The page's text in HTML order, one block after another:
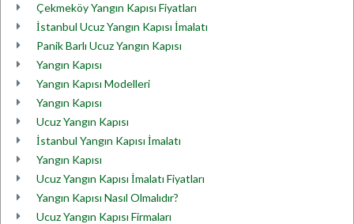
Çekmeköy Yangın Kapısı Fiyatları
İstanbul Ucuz Yangın Kapısı İmalatı
Panik Barlı Ucuz Yangın Kapısı
Yangın Kapısı
Yangın Kapısı Modelleri
Yangın Kapısı
Ucuz Yangın Kapısı
İstanbul Yangın Kapısı İmalatı
Yangın Kapısı
Ucuz Yangın Kapısı İmalatı Fiyatları
Yangın Kapısı Nasıl Olmalıdır?
Ucuz Yangın Kapısı Firmaları